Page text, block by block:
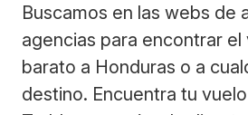
Buscamos en las webs de
agencias para encontrar el
barato a Honduras o a
destino. Encuentra tu